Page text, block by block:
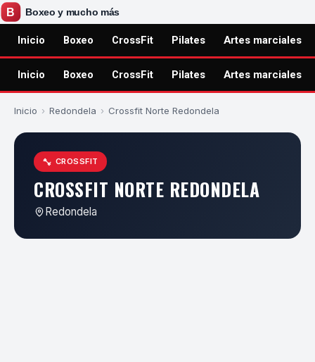
Inicio Boxeo CrossFit Pilates Artes marciales
Inicio Boxeo CrossFit Pilates Artes marciales
Inicio › Redondela › Crossfit Norte Redondela
CROSSFIT
CROSSFIT NORTE REDONDELA
Redondela